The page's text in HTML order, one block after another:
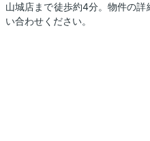
山城店まで徒歩約4分。物件の
い合わせください。